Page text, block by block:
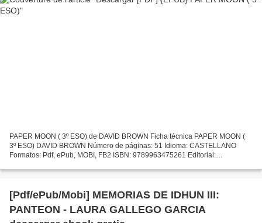
PAPER MOON ( 3º ESO) de DAVID BROWN Ficha técnica PAPER MOON (
3º ESO) DAVID BROWN Número de páginas: 51 Idioma: CASTELLANO
Formatos: Pdf, ePub, MOBI, FB2 ISBN: 9789963475261 Editorial:
Gratis...
[Pdf/ePub/Mobi] MEMORIAS DE IDHUN III:
PANTEON - LAURA GALLEGO GARCIA